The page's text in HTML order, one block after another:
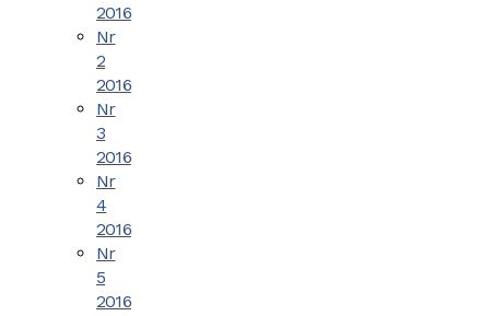
2016
Nr
2
2016
Nr
3
2016
Nr
4
2016
Nr
5
2016